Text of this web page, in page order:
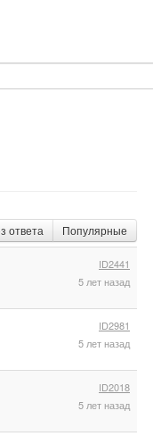
ответа Популярные
ID2441
5 лет назад
ID2981
5 лет назад
ID2018
5 лет назад